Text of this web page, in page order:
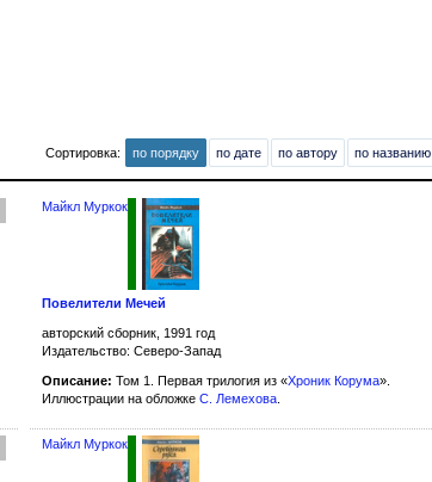
Сортировка: по порядку по дате по автору по названию
Майкл Муркок
Повелители Мечей
авторский сборник, 1991 год
Издательство: Северо-Запад
Описание: Том 1. Первая трилогия из «Хроник Корума».
Иллюстрации на обложкеС. Лемехова
Майкл Муркок